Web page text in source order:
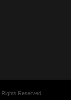
Rights Reserved.